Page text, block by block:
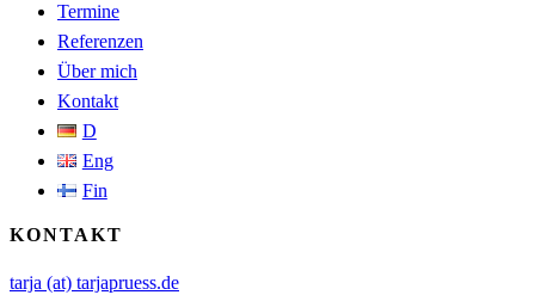
Termine
Referenzen
Über mich
Kontakt
D
Eng
Fin
KONTAKT
tarja (at) tarjapruess.de